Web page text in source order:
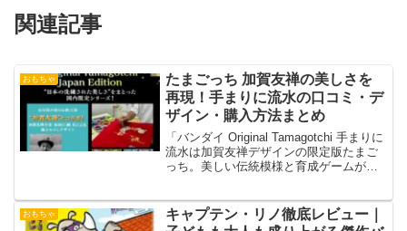
関連記事
おもちゃ
たまごっち 加賀友禅の美しさを
再現！手まりに流水の口コミ・デ
ザイン・購入方法まとめ
「バンダイ Original Tamagotchi 手まりに
流水は加賀友禅デザインの限定版たまご
っち。美しい伝統模様と育成ゲームが融
おもちゃ
キャプテン・リノ徹底レビュー｜